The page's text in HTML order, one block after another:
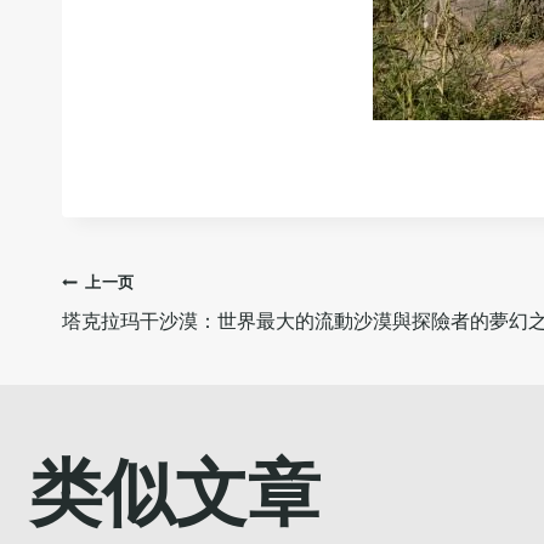
文
导
上一页
塔克拉玛干沙漠：世界最大的流動沙漠與探險者的夢幻
类似文章